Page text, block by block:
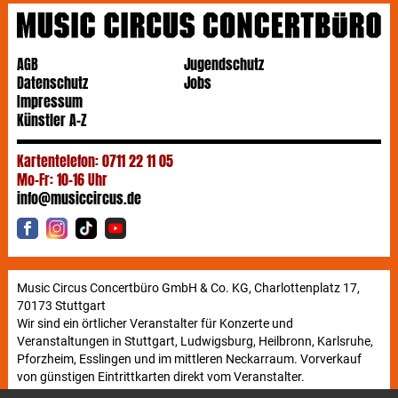
und düsteren Klanglandschaften hin zu akustisch
höheren Ebenen bewegt. Sänger Nathan Nicholson
Bandkollegen bei fünf Shows in Deutschland sein
Publikum mit hypnotischer Ausdruckskraft und
großartigen Songs in seinen Bann ziehen.
AGB
Datenschutz
Impressum
Jugendschutz
Jobs
Künstler A-Z
Kartentelefon: 0711 22 11 05
Mo-Fr: 10-16 Uhr
info@musiccircus.de
Music Circus Concertbüro GmbH & Co. KG, Charlottenplatz 17,
70173 Stuttgart
Wir sind ein örtlicher Veranstalter für Konzerte und
Veranstaltungen in Stuttgart, Ludwigsburg, Heilbronn, Karlsruhe,
Pforzheim, Esslingen und im mittleren Neckarraum. Vorverkauf
von günstigen Eintrittkarten direkt vom Veranstalter.